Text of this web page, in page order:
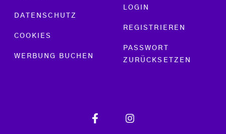
DATENSCHUTZ
COOKIES
WERBUNG BUCHEN
LOGIN
REGISTRIEREN
PASSWORT
ZURÜCKSETZEN